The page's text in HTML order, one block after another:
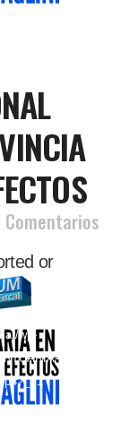
Comentarios
or
wp-
EN-